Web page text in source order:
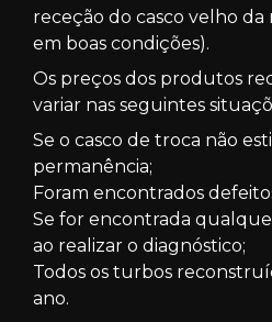
receção do casco velho da
em boas condições).
Os preços dos produtos
variar nas seguintes
Se o casco de troca não
permanência;
Foram encontrados
Se for encontrada
ao realizar o diagnóstico;
Todos os turbos
ano.